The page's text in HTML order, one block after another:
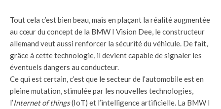
Tout cela c’est bien beau, mais en plaçant la réalité augmentée
au cœur du concept de la BMW I Vision Dee, le constructeur
allemand veut aussi renforcer la sécurité du véhicule. De fait,
grâce à cette technologie, il devient capable de signaler les
éventuels dangers au conducteur.
Ce qui est certain, c’est que le secteur de l’automobile est en
pleine mutation, stimulée par les nouvelles technologies,
l’Internet of things(IoT) et l’intelligence artificielle. La BMW I